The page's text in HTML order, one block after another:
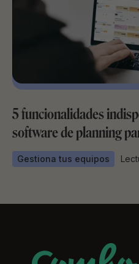
5 funcionalidades
software de planning
Gestiona tus equipos